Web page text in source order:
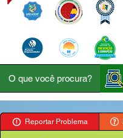
Reportar Problema